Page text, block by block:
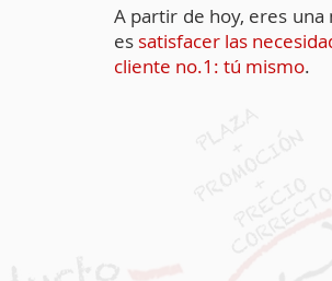
A partir de hoy, eres
es satisfacer las
cliente no.1: tú mismo.